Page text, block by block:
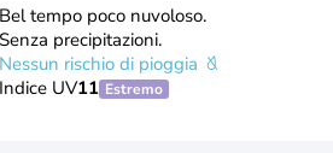
Bel tempo poco nuvoloso.
Senza precipitazioni.
Nessun rischio di pioggia
Indice UV11 Estremo